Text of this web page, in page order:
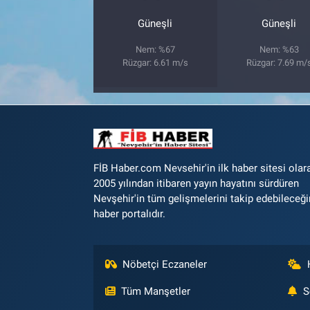
Güneşli
Nem: %67
Rüzgar: 6.61 m/s
Güneşli
Nem: %63
Rüzgar: 7.69 m/
FİB Haber.com Nevsehir'in ilk haber sitesi
2005 yılından itibaren yayın hayatını sürdüren
Nevşehir'in tüm gelişmelerini takip
haber portalıdır.
Nöbetçi Eczaneler
Tüm Manşetler
Teknoloji
Röportaj